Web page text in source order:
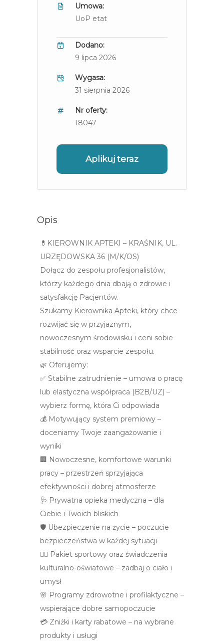
Umowa:
UoP etat
Dodano:
9 lipca 2026
Wygasa:
31 sierpnia 2026
Nr oferty:
18047
Aplikuj teraz
Opis
💊KIEROWNIK APTEKI – KRAŚNIK, UL.
URZĘDOWSKA 36 (M/K/OS)
Dołącz do zespołu profesjonalistów,
którzy każdego dnia dbają o zdrowie i
satysfakcję Pacjentów.
Szukamy Kierownika Apteki, który chce
rozwijać się w przyjaznym,
nowoczesnym środowisku i ceni sobie
stabilność oraz wsparcie zespołu.
🌿 Oferujemy:
✅ Stabilne zatrudnienie – umowa o pracę
lub elastyczna współpraca (B2B/UZ) –
wybierz formę, która Ci odpowiada
💰 Motywujący system premiowy –
doceniamy Twoje zaangażowanie i
wyniki
🏢 Nowoczesne, komfortowe warunki
pracy – przestrzeń sprzyjająca
efektywności i dobrej atmosferze
🩺 Prywatna opieka medyczna – dla
Ciebie i Twoich bliskich
🛡️ Ubezpieczenie na życie – poczucie
bezpieczeństwa w każdej sytuacji
🏃‍♀️ Pakiet sportowy oraz świadczenia
kulturalno-oświatowe – zadbaj o ciało i
umysł
🌸 Programy zdrowotne i profilaktyczne –
wspierające dobre samopoczucie
💳 Zniżki i karty rabatowe – na wybrane
produkty i usługi